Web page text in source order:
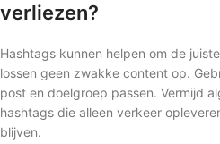
verliezen?
Hashtags kunnen helpen om de
lossen geen zwakke content op.
post en doelgroep passen. Vermijd
hashtags die alleen verkeer
blijven.